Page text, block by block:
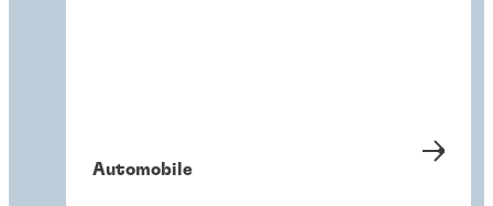
Automobile